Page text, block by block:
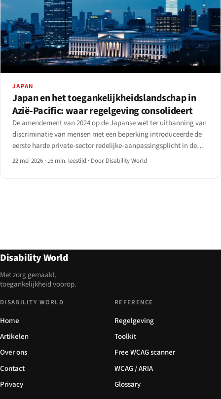
JAPAN
Japan en het toegankelijkheidslandschap in
Azië-Pacific: waar regelgeving consolideert
De amendement van 2024 op de Japanse wet ter uitbanning van
discriminatie van mensen met een beperking introduceerde de
eerste harde private-sector redelijke-aanpassingsplicht in de
regio.
22 mei 2026 · 16 min. leestijd · Door Disability World
Disability World
Met zorg gemaakt,
toegankelijkheid voorop.
DISABILITY WORLD
Home
Artikelen
Over ons
Contact
Privacy
REFERENCE
Regelgeving
Toolkit
Free WCAG scanner
WCAG / ARIA
Glossary